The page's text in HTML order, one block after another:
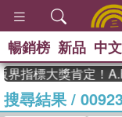
暢銷榜 新品 中文
指標大獎肯定！
搜尋結果/